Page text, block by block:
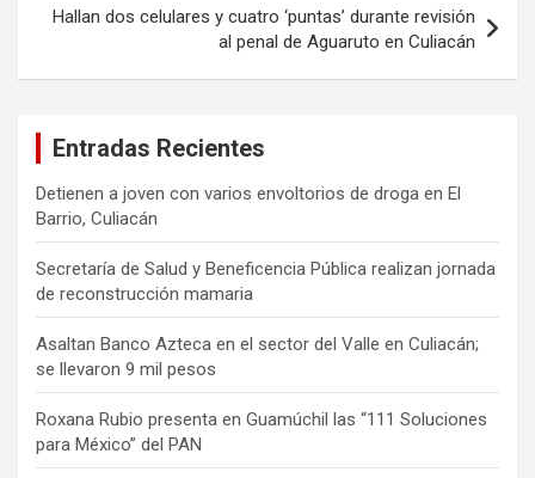
Hallan dos celulares y cuatro ‘puntas’ durante revisión
al penal de Aguaruto en Culiacán
Entradas Recientes
Detienen a joven con varios envoltorios de droga en El
Barrio, Culiacán
Secretaría de Salud y Beneficencia Pública realizan jornada
de reconstrucción mamaria
Asaltan Banco Azteca en el sector del Valle en Culiacán;
se llevaron 9 mil pesos
Roxana Rubio presenta en Guamúchil las “111 Soluciones
para México” del PAN